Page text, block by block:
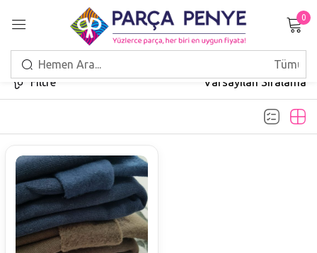
0
Filtre Varsayılan Sıralama
Giriş Yap
HESAP OLUŞTUR